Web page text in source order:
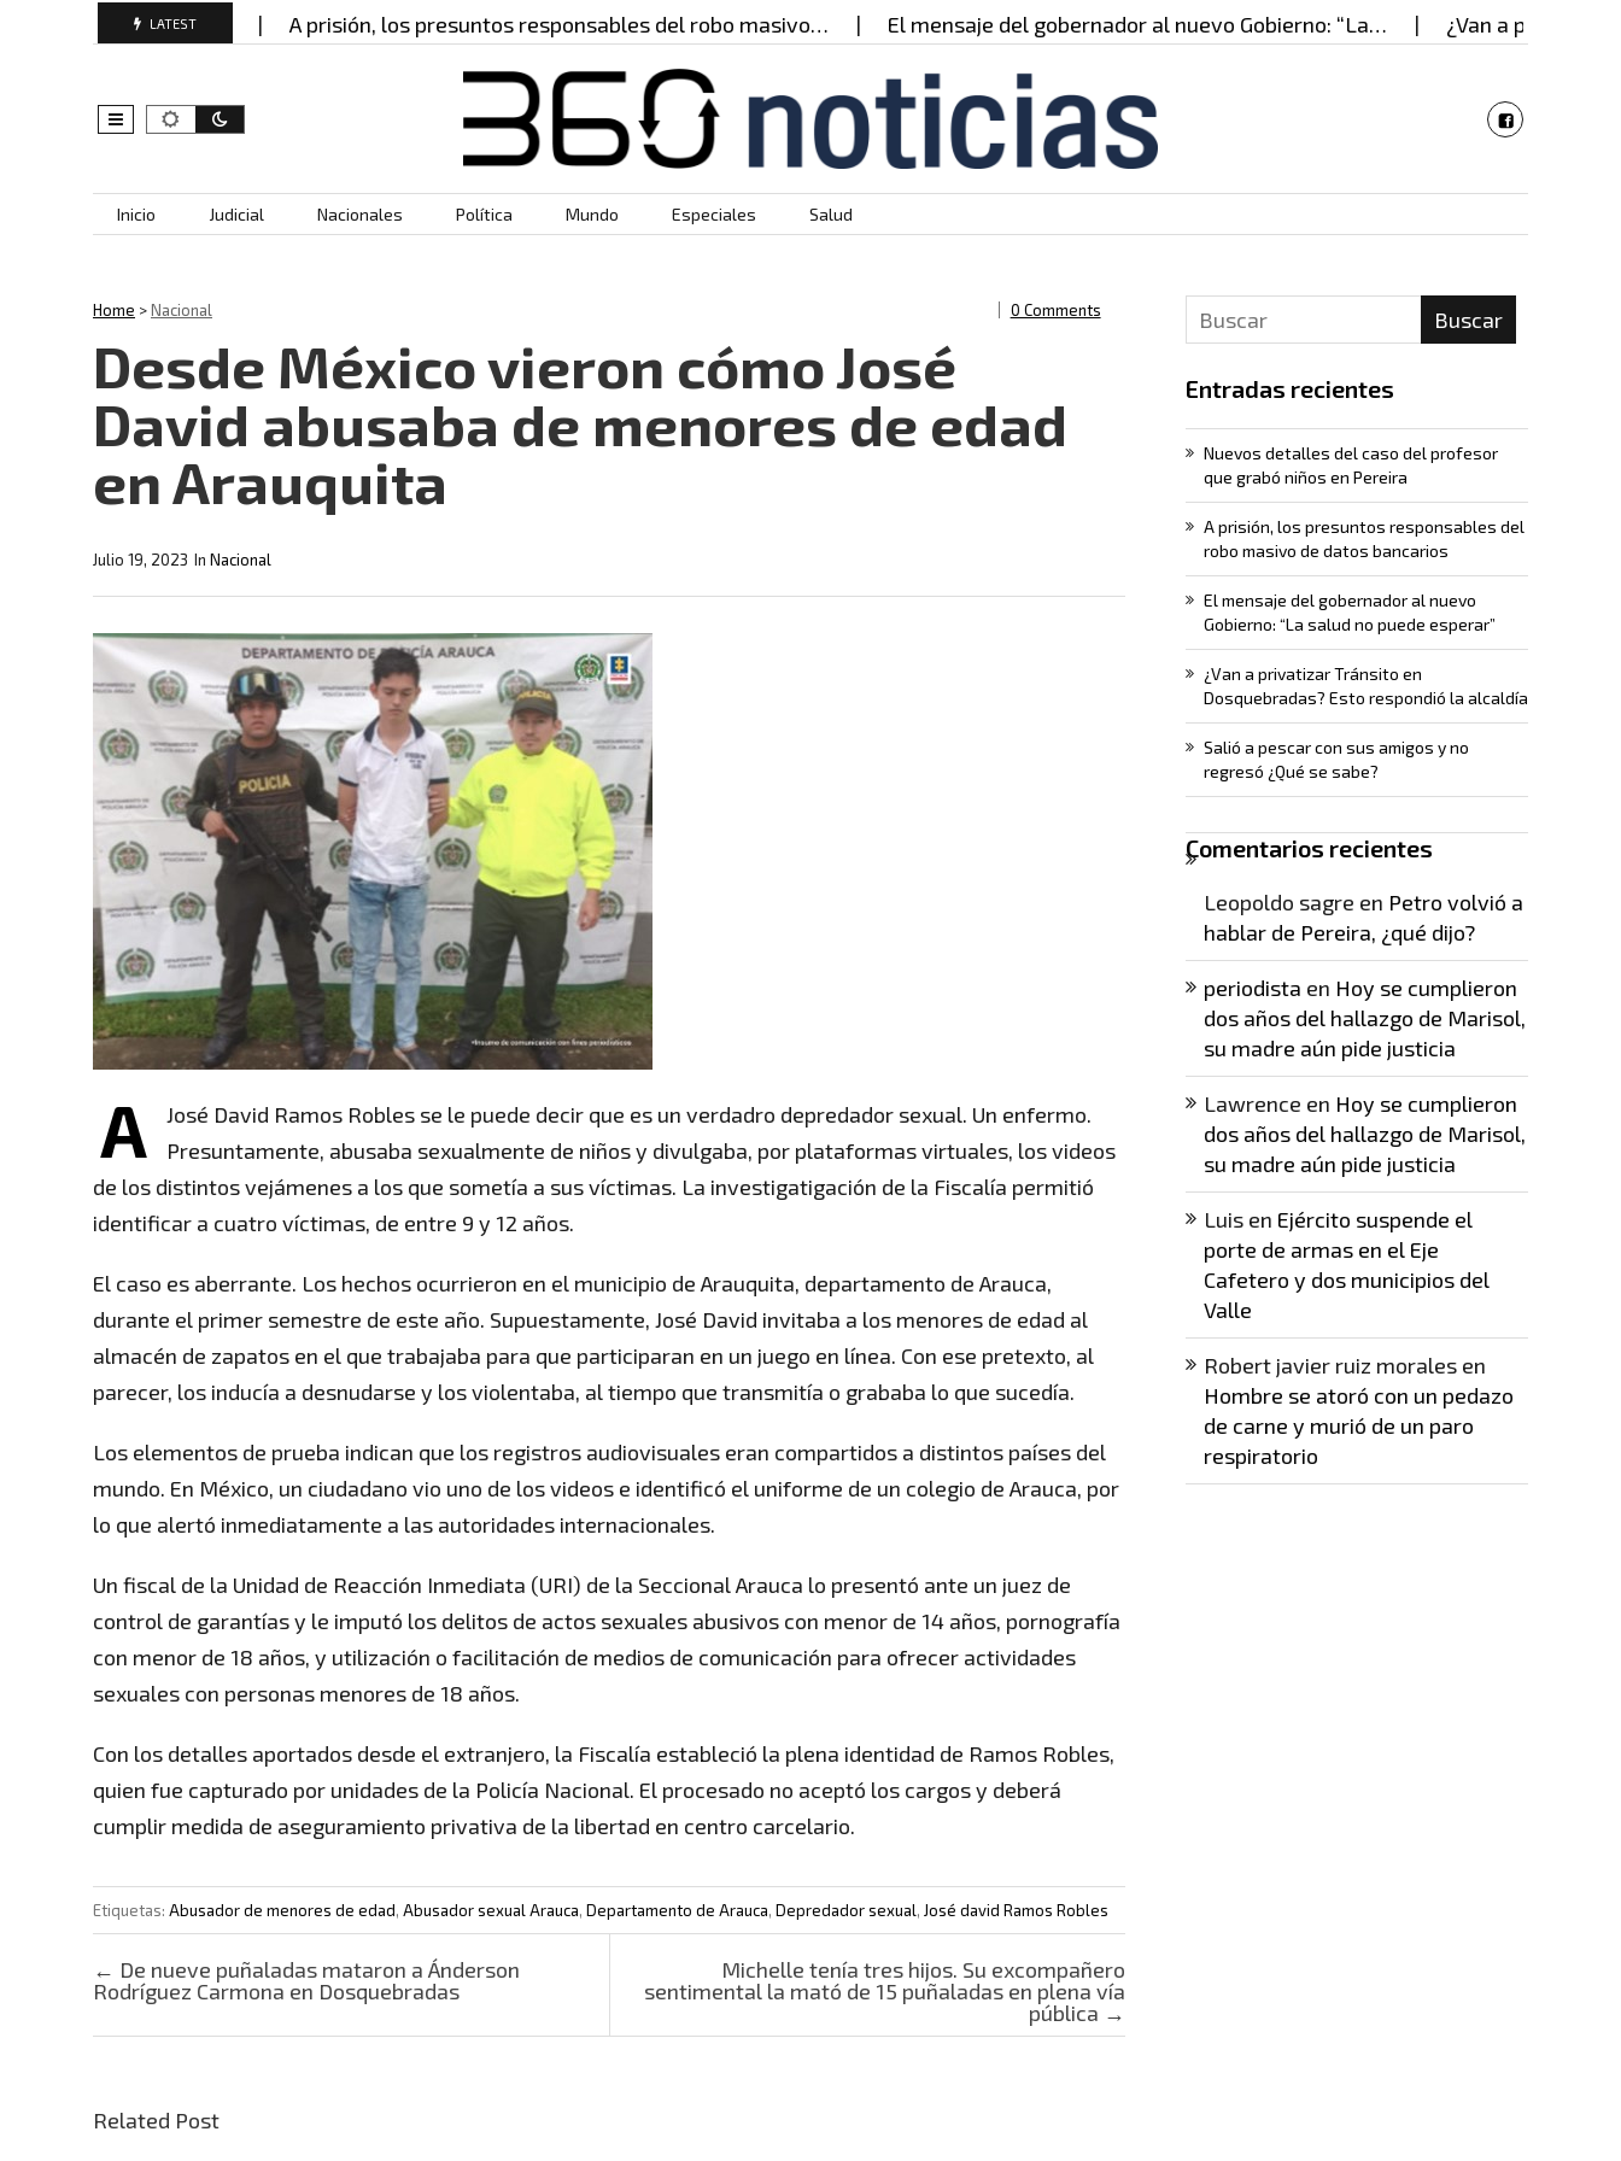
LATEST
que grabó… A prisión, los presuntos responsables del robo masivo… El mensaje del gobernador al nuevo Gobierno: “La… ¿Van a privatizar
Skip to content
Inicio Judicial Nacionales Política Mundo Especiales Salud
Home >Nacional 0 Comments
Desde México vieron cómo José
David abusaba de menores de edad
en Arauquita
In Nacional
Julio 19, 2023
A
José David Ramos Robles se le puede decir que es un verdadro depredador sexual. Un enfermo.
Presuntamente, abusaba sexualmente de niños y divulgaba, por plataformas virtuales, los videos
de los distintos vejámenes a los que sometía a sus víctimas. La investigatigación de la Fiscalía permitió
identificar a cuatro víctimas, de entre 9 y 12 años.
El caso es aberrante. Los hechos ocurrieron en el municipio de Arauquita, departamento de Arauca,
durante el primer semestre de este año. Supuestamente, José David invitaba a los menores de edad al
almacén de zapatos en el que trabajaba para que participaran en un juego en línea. Con ese pretexto, al
parecer, los inducía a desnudarse y los violentaba, al tiempo que transmitía o grababa lo que sucedía.
Los elementos de prueba indican que los registros audiovisuales eran compartidos a distintos países del
mundo. En México, un ciudadano vio uno de los videos e identificó el uniforme de un colegio de Arauca, por
lo que alertó inmediatamente a las autoridades internacionales.
Un fiscal de la Unidad de Reacción Inmediata (URI) de la Seccional Arauca lo presentó ante un juez de
control de garantías y le imputó los delitos de actos sexuales abusivos con menor de 14 años, pornografía
con menor de 18 años, y utilización o facilitación de medios de comunicación para ofrecer actividades
sexuales con personas menores de 18 años.
Con los detalles aportados desde el extranjero, la Fiscalía estableció la plena identidad de Ramos Robles,
quien fue capturado por unidades de la Policía Nacional. El procesado no aceptó los cargos y deberá
cumplir medida de aseguramiento privativa de la libertad en centro carcelario.
Etiquetas: Abusador de menores de edad, Abusador sexual Arauca, Departamento de Arauca, Depredador sexual, José david Ramos Robles
Post navigation
← De nueve puñaladas mataron a Ánderson
Rodríguez Carmona en Dosquebradas
Michelle tenía tres hijos. Su excompañero
sentimental la mató de 15 puñaladas en plena vía
pública →
Related Post
Buscar
Entradas recientes
Nuevos detalles del caso del profesor
que grabó niños en Pereira
A prisión, los presuntos responsables del
robo masivo de datos bancarios
El mensaje del gobernador al nuevo
Gobierno: “La salud no puede esperar”
¿Van a privatizar Tránsito en
Dosquebradas? Esto respondió la alcaldía
Salió a pescar con sus amigos y no
regresó ¿Qué se sabe?
Comentarios recientes
Leopoldo sagre en Petro volvió a
hablar de Pereira, ¿qué dijo?
periodista en Hoy se cumplieron
dos años del hallazgo de Marisol,
su madre aún pide justicia
Lawrence en Hoy se cumplieron
dos años del hallazgo de Marisol,
su madre aún pide justicia
Luisen Ejército suspende el
porte de armas en el Eje
Cafetero y dos municipios del
Valle
Robert javier ruiz moralesen
Hombre se atoró con un pedazo
de carne y murió de un paro
respiratorio